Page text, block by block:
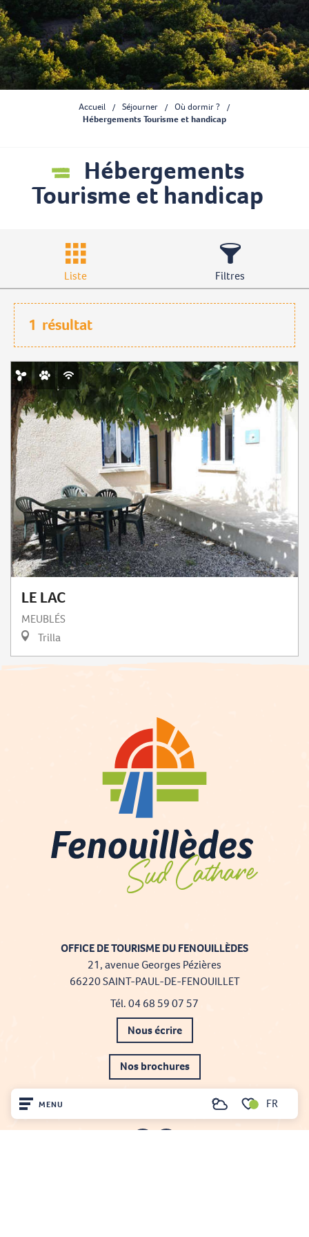
MENU
Voir les favoris
RechercheFR
Accueil Séjourner
Où dormir ?
Hébergements Tourisme et handicap
Hébergements
Tourisme et handicap
Liste Filtres
1 résultat
LE LAC
MEUBLÉS
Trilla
OFFICE DE TOURISME DU FENOUILLÈDES
21, avenue Georges Pézières
66220 SAINT-PAUL-DE-FENOUILLET
Tél. 04 68 59 07 57
Nous écrire
Nos brochures